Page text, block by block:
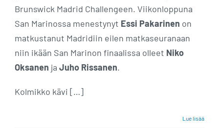
Brunswick Madrid Challengeen. Viikonloppuna
San Marinossa menestynyt Essi Pakarinen on
matkustanut Madridiin eilen matkaseuranaan
niin ikään San Marinon finaalissa olleet Niko
Oksanen ja Juho Rissanen.
Kolmikko kävi […]
Lue lisää